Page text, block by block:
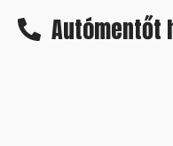
Autómentőt